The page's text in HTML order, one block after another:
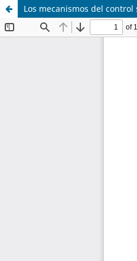
Los mecanismos del control